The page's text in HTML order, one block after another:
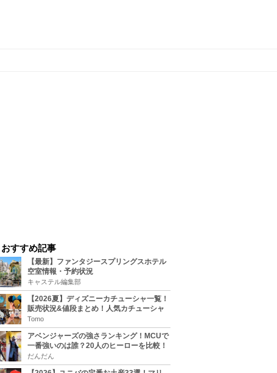
おすすめ記事
【最新】ファンタジースプリングスホテル
空室情報・予約状況
キャステル編集部
【2026夏】ディズニーカチューシャ一覧！
販売状況&値段まとめ！人気カチューシャ
をチェック
Tomo
アベンジャーズの強さランキング！MCUで
一番強いのは誰？20人のヒーローを比較！
だんだん